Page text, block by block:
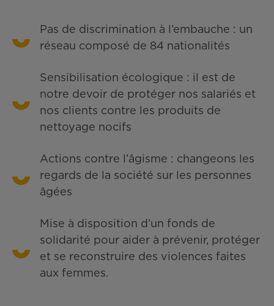
Pas de discrimination à l’embauche : un
réseau composé de 84 nationalités
Sensibilisation écologique : il est de
notre devoir de protéger nos salariés et
nos clients contre les produits de
nettoyage nocifs
Actions contre l’âgisme : changeons les
regards de la société sur les personnes
âgées
Mise à disposition d’un fonds de
solidarité pour aider à prévenir, protéger
et se reconstruire des violences faites
aux femmes.